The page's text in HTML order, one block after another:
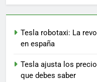
Tesla robotaxi: La
en españa
Tesla ajusta los
que debes saber